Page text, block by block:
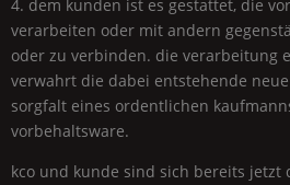
4. dem kunden ist es gestattet, die
verarbeiten oder mit andern
oder zu verbinden. die verarbeitung
verwahrt die dabei entstehende
sorgfalt eines ordentlichen
vorbehaltsware.
kco und kunde sind sich bereits jetzt